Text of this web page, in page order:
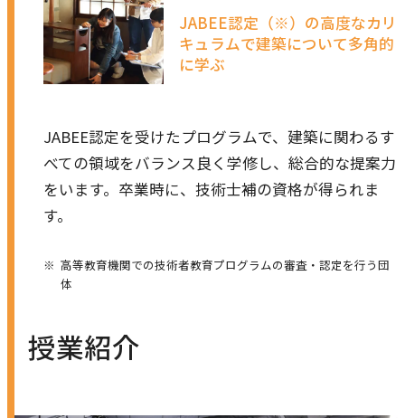
JABEE認定（※）の高度なカリ
キュラムで建築について多角的
に学ぶ
JABEE認定を受けたプログラムで、建築に関わるす
べての領域をバランス良く学修し、総合的な提案力
をいます。卒業時に、技術士補の資格が得られま
す。
高等教育機関での技術者教育プログラムの審査・認定を行う団
体
授業紹介